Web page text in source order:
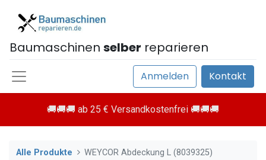
Baumaschinen selber reparieren
Anmelden Kontakt
🚚🚚🚚 ab 25 € Versandkostenfrei 🚚🚚🚚
Alle Produkte WEYCOR Abdeckung L (8039325)